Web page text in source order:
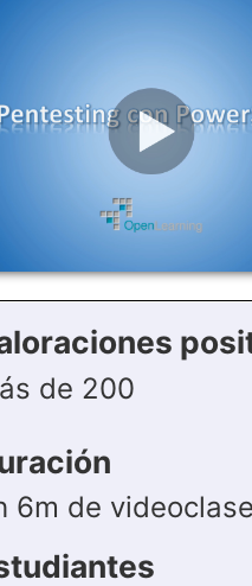
de 200
6m de